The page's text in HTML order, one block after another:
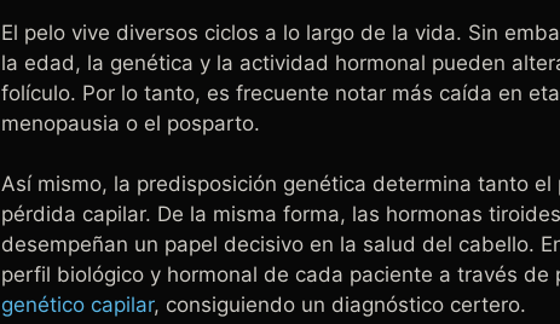
El pelo vive diversos ciclos a lo largo de la vida. Sin
la edad, la genética y la actividad hormonal pueden
folículo. Por lo tanto, es frecuente notar más caída en
menopausia o el posparto.
Así mismo, la predisposición genética determina tanto
pérdida capilar. De la misma forma, las hormonas
desempeñan un papel decisivo en la salud del cabello.
perfil biológico y hormonal de cada paciente a través de
genético capilar, consiguiendo un diagnóstico certero.